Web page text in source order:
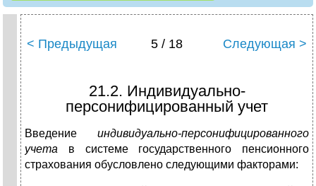
< Предыдущая 5 / 18 Следующая >
21.2. Индивидуально-
персонифицированный учет
Введение индивидуально-персонифицированного
учета в систе­ме государственного пенсионного
страхования обусловлено сле­дующими факторами: